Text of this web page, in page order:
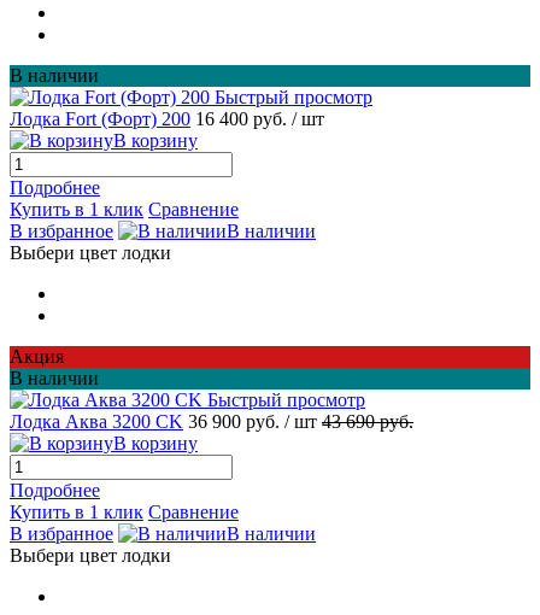
В наличии
Быстрый просмотр
Лодка Fort (Форт) 200 16 400 руб. / шт
В корзину
Подробнее
Купить в 1 клик Сравнение
В избранное
В наличии
Выбери цвет лодки
Акция
В наличии
Быстрый просмотр
Лодка Аква 3200 CK 36 900 руб. / шт 43 690 руб.
В корзину
Подробнее
Купить в 1 клик Сравнение
В избранное
В наличии
Выбери цвет лодки